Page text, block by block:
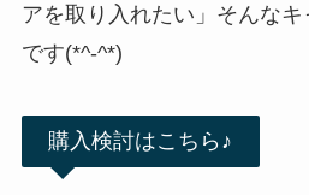
アを取り入れたい」そんな
です(*^-^*)
購入検討はこちら♪